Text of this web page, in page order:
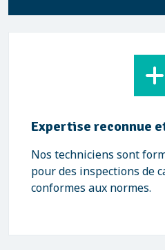
Expertise reconnue
Nos techniciens sont
pour des inspections de
conformes aux normes.